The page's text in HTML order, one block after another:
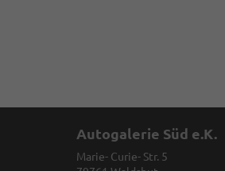
Autogalerie Süd e.K.
Marie- Curie- Str. 5